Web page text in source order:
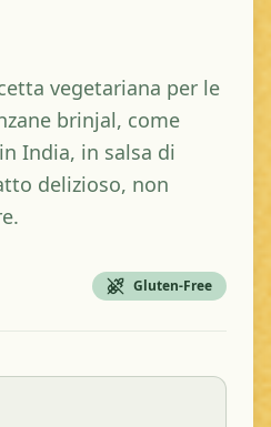
vegetariana per le
brinjal, come
India, in salsa di
delizioso, non
Gluten-Free